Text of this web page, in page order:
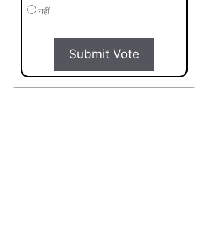
नहीं
Submit Vote